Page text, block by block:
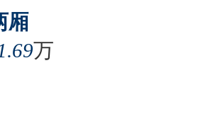
厢
万